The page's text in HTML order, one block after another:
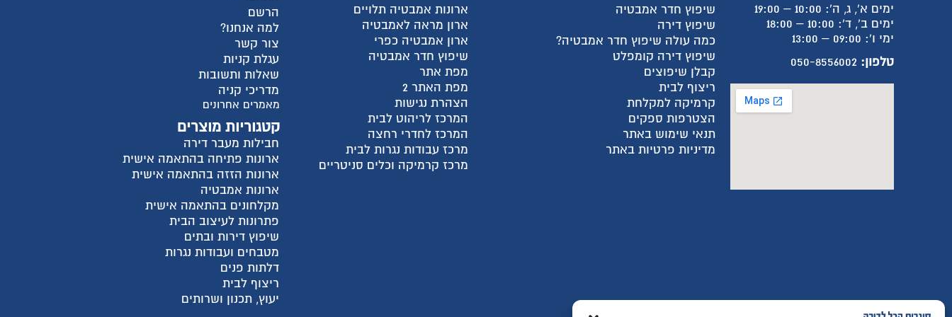
ימים א', ג, ה': 10:00 – 19:00
ימים ב', ד': 10:00 – 18:00
ימי ו': 09:00 – 13:00
טלפון: 050-8556002
שיפוץ חדר אמבטיה
שיפוץ דירה
כמה עולה שיפוץ חדר אמבטיה?
שיפוץ דירה קומפלט
קבלן שיפוצים
ריצוף לבית
קרמיקה למקלחת
הצטרפות ספקים
תנאי שימוש באתר
מדיניות פרטיות באתר
ארונות אמבטיה תלויים
ארון מראה לאמבטיה
ארון אמבטיה כפרי
שיפוץ חדר אמבטיה
מפת אתר
מפת האתר 2
הצהרת נגישות
המרכז לריהוט לבית
המרכז לחדרי רחצה
מרכז עבודות נגרות לבית
מרכז קרמיקה וכלים סניטריים
הרשם
למה אנחנו?
צור קשר
עגלת קניות
שאלות ותשובות
מדריכי קניה
מאמרים אחרונים
קטגוריות מוצרים
חבילות מעבר דירה
ארונות פתיחה בהתאמה אישית
ארונות הזזה בהתאמה אישית
ארונות אמבטיה
מקלחונים בהתאמה אישית
פתרונות לעיצוב הבית
שיפוץ דירות ובתים
מטבחים ועבודות נגרות
דלתות פנים
ריצוף לבית
יעוץ, תכנון ושרותים